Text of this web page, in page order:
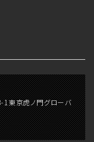
東京虎ノ門グローバ